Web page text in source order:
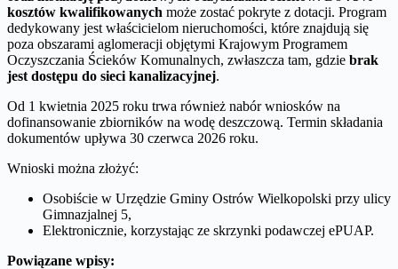
kosztów kwalifikowanych może zostać pokryte z dotacji. Program
dedykowany jest właścicielom nieruchomości, które znajdują się
poza obszarami aglomeracji objętymi Krajowym Programem
Oczyszczania Ścieków Komunalnych, zwłaszcza tam, gdzie brak
jest dostępu do sieci kanalizacyjnej.
Od 1 kwietnia 2025 roku trwa również nabór wniosków na
dofinansowanie zbiorników na wodę deszczową. Termin składania
dokumentów upływa 30 czerwca 2026 roku.
Wnioski można złożyć:
Osobiście w Urzędzie Gminy Ostrów Wielkopolski przy ulicy
Gimnazjalnej 5,
Elektronicznie, korzystając ze skrzynki podawczej ePUAP.
Powiązane wpisy: